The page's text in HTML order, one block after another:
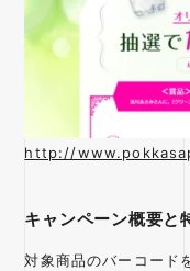
http://
キャンペーン概要と
対象商品のバーコード